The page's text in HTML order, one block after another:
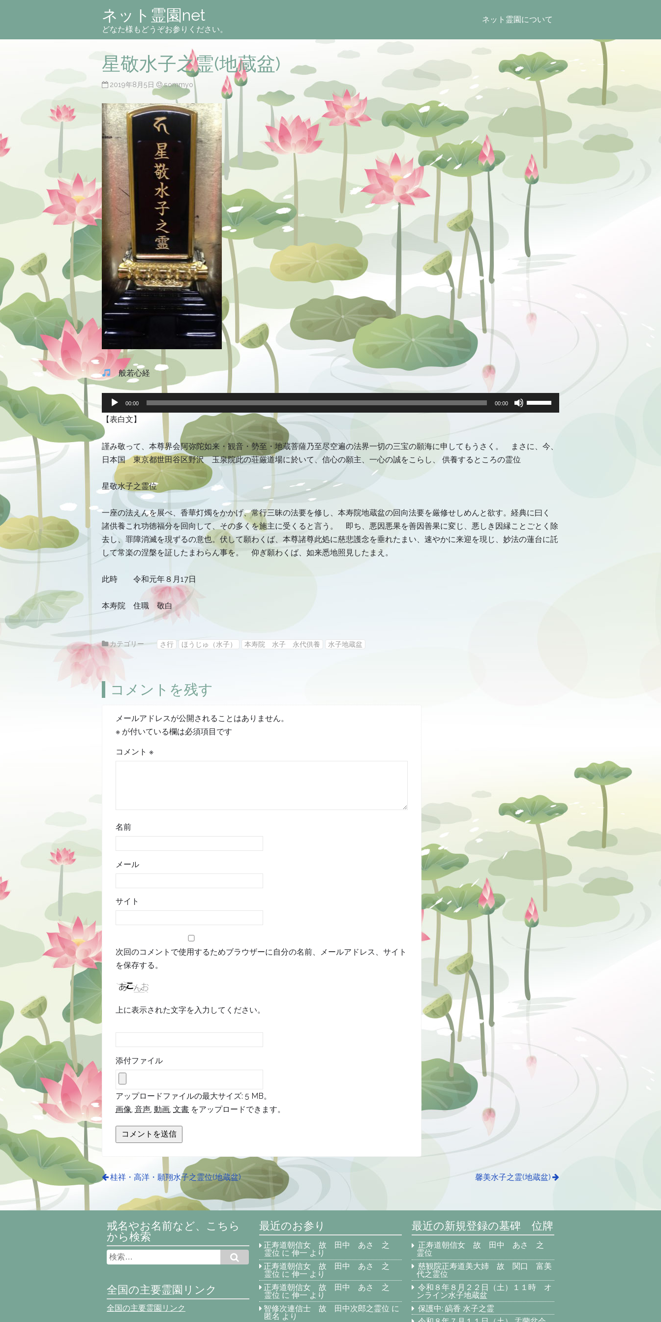
ネット霊園net
どなた様もどうぞお参りください。
ネット霊園について
星敬水子之霊(地蔵盆)
2019年8月5日 sommyo
般若心経
プ
レ
ー
ヤ
ー
00:00 00:00
リ
ュ
節
に
を
使
っ
て
く
【表白文】
謹み敬って、本尊界会阿弥陀如来・観音・勢至・地蔵菩薩乃至尽空遍の法界一切の三宝の願海に申してもうさく。 まさに、今、
日本国 東京都世田谷区野沢 玉泉院此の荘厳道場に於いて、信心の願主、一心の誠をこらし、 供養するところの霊位
星敬水子之霊位
一座の法えんを展べ、香華灯燭をかかげ、常行三昧の法要を修し、本寿院地蔵盆の回向法要を厳修せしめんと欲す。経典に曰く
諸供養これ功徳福分を回向して、その多くを施主に受くると言う。 即ち、悪因悪果を善因善果に変じ、悪しき因縁ことごとく除
去し、罪障消滅を現ずるの意也。伏して願わくば、本尊諸尊此処に慈悲護念を垂れたまい、速やかに来迎を現じ、妙法の蓮台に託
して常楽の涅槃を証したまわらん事を。 仰ぎ願わくば、如来悉地照見したまえ。
此時 令和元年８月17日
本寿院 住職 敬白
カテゴリー さ行 ほうじゅ（水子） 本寿院 水子 永代供養 水子地蔵盆
コメントを残す
メールアドレスが公開されることはありません。
※ が付いている欄は必須項目です
コメント※
名前
メール
サイト
次回のコメントで使用するためブラウザーに自分の名前、メールアドレス、サイト
を保存する。
上に表示された文字を入力してください。
添付ファイル
アップロードファイルの最大サイズ: 5 MB。
画像,音声,動画,文書 をアップロードできます。
桂祥・高洋・願翔水子之霊位(地蔵盆) 馨美水子之霊(地蔵盆)
戒名やお名前など、こちら
から検索
最近のお参り
正寿道朝信女 故 田中 あさ 之
霊位に 伸一 より
正寿道朝信女 故 田中 あさ 之
霊位 に 伸一 より
正寿道朝信女 故 田中 あさ 之
霊位 に 伸一 より
智修次連信士 故 田中次郎之霊位 に
匿名 より
最近の新規登録の墓碑 位牌
正寿道朝信女 故 田中 あさ 之
霊位
慈観院正寿道美大姉 故 関口 富美
代之霊位
令和８年８月２２日（土）１１時 オ
ンライン水子地蔵盆
保護中: 皜香 水子之霊
全国の主要霊園リンク
全国の主要霊園リンク